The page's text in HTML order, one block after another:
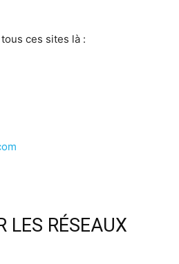
ces sites là :
LES RÉSEAUX